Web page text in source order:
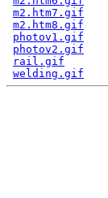
m2.htm7.gif
m2.htm8.gif
photov1.gif
photov2.gif
rail.gif
welding.gif